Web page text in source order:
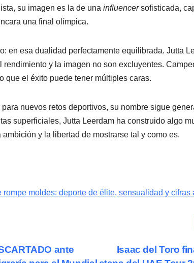
su imagen es la de una influencersofisticada,
una final olímpica.
en esa dualidad perfectamente equilibrada. Jutta
rendimiento y la imagen no son excluyentes.
que el éxito puede tener múltiples caras.
nuevos retos deportivos, su nombre sigue
superficiales, Jutta Leerdam ha construido algo
y la libertad de mostrarse tal y como es.
moldes: deporte de élite, sensualidad y cifras
Isaac del Toro
ante